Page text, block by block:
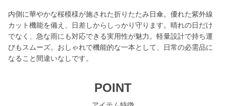
内側に華やかな桜模様が施された折りたたみ日傘。優れた紫外線
カット機能を備え、日差しからしっかり守ります。晴れの日だけ
でなく、急な雨にも対応できる実用性が魅力。軽量設計で持ち運
びもスムーズ。おしゃれで機能的な一本として、日常の必需品に
なること間違いなしです。
POINT